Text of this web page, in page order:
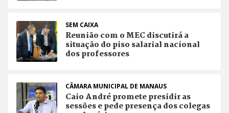
SEM CAIXA
Reunião com o MEC discutirá a
situação do piso salarial nacional
dos professores
CÂMARA MUNICIPAL DE MANAUS
Caio André promete presidir as
sessões e pede presença dos colegas